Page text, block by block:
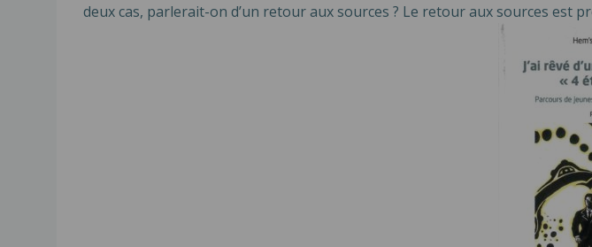
deux cas, parlerait-on d’un retour aux sources ? Le retour aux sources est